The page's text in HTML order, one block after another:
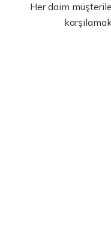
Her daim